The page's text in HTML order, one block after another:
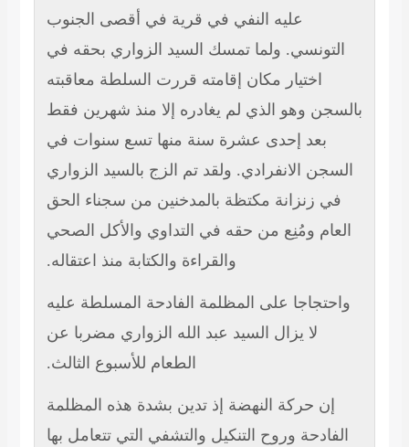
عليه النفي في قرية في أقصى الجنوب
التونسي. ولما تمسك السيد الزواري بحقه في
اختيار مكان إقامته قررت السلطة معاقبته
بالسجن وهو الذي لم يغادره إلا منذ شهرين فقط
بعد إحدى عشرة سنة منها تسع سنوات في
السجن الانفرادي. ولقد تم الزج بالسيد الزواري
في زنزانة مكتظة بالمدخنين من سجناء الحق
العام ومُنِع من حقه في التداوي والأكل الصحي
والقراءة والكتابة منذ اعتقاله.
واحتجاجا على المظلمة الفادحة المسلطة عليه
لا يزال السيد عبد الله الزواري مضربا عن
الطعام للأسبوع الثالث.
إن حركة النهضة إذ تدين بشدة هذه المظلمة
الفادحة وروح التنكيل والتشفي التي تتعامل بها